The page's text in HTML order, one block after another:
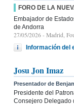
FORO DE LA
Embajador de
de Andorra
27/05/2026 - Madrid,
Información del
Josu Jon Imaz
Presentador de
Presidente del
Consejero Delegado